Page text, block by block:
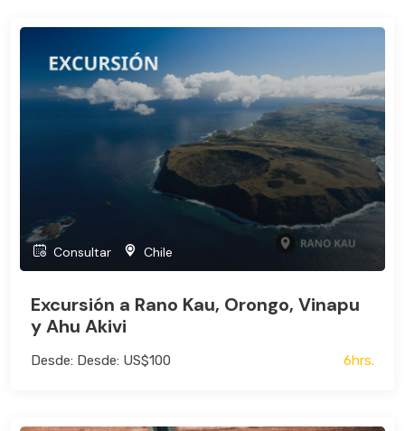
Consultar Chile
Excursión a Rano Kau, Orongo, Vinapu
y Ahu Akivi
Desde: Desde: US$100 6hrs.